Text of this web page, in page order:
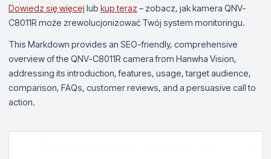
Dowiedz się więcej lub kup teraz – zobacz, jak kamera QNV-
C8011R może zrewolucjonizować Twój system monitoringu.
This Markdown provides an SEO-friendly, comprehensive
overview of the QNV-C8011R camera from Hanwha Vision,
addressing its introduction, features, usage, target audience,
comparison, FAQs, customer reviews, and a persuasive call to
action.